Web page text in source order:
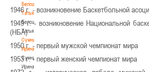
Белошапко
Татьяна
Белошапко
Татьяна
Сумникова
Ирина
Сумникова
Ирина
1946 г. - возникновение Баскетбольной
1949 г. - возникновение Национальной
(НБА)
1950 г. - первый мужской чемпионат мира
1953 г. - первый женский чемпионат мира